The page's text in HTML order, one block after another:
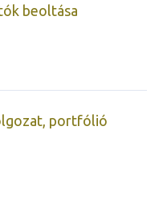
beoltása
portfólió